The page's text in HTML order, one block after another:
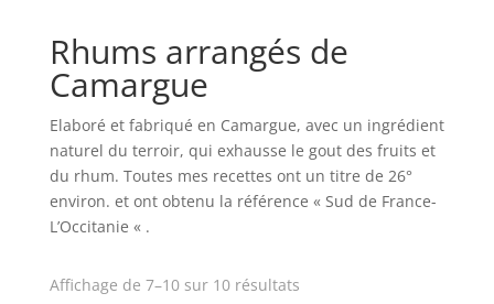
Rhums arrangés de
Camargue
Elaboré et fabriqué en Camargue, avec un ingrédient
naturel du terroir, qui exhausse le gout des fruits et
du rhum. Toutes mes recettes ont un titre de 26°
environ. et ont obtenu la référence « Sud de France-
L’Occitanie « .
Affichage de 7–10 sur 10 résultats